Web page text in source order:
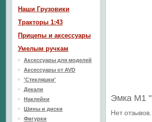
Эмка М1
Нет отзывов.
Наши Грузовики
Тракторы 1:43
Прицепы и аксессуары
Умелым ручкам
Аксессуары для моделей
Аксессуары от AVD
'Стекляшки'
Декали
Наклейки
Шины и диски
Фигурки